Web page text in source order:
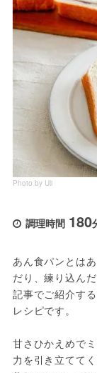
Photo by Uli
調理時間 180
あん食パンとは
だり、練り込ん
記事でご紹介す
レシピです。
甘さひかえめで
力を引き立てて